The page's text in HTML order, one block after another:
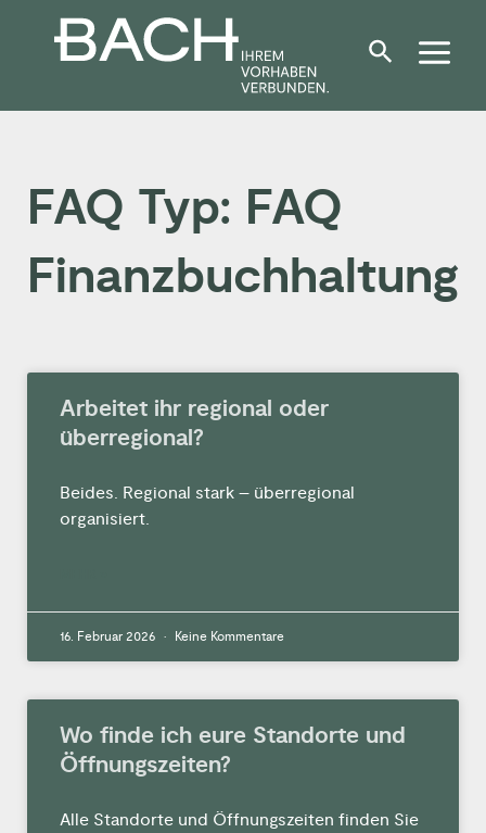
FAQ Typ: FAQ
Finanzbuchhaltung
Arbeitet ihr regional oder
überregional?
Beides. Regional stark – überregional
organisiert.
16. Februar 2026 Keine Kommentare
Wo finde ich eure Standorte und
Öffnungszeiten?
Alle Standorte und Öffnungszeiten finden Sie